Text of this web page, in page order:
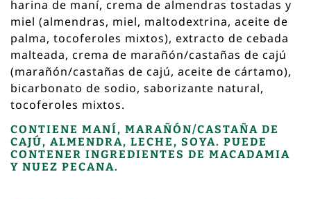
harina de maní, crema de almendras tostadas y
miel (almendras, miel, maltodextrina, aceite de
palma, tocoferoles mixtos), extracto de cebada
malteada, crema de marañón/castañas de cajú
(marañón/castañas de cajú, aceite de cártamo),
bicarbonato de sodio, saborizante natural,
tocoferoles mixtos.
CONTIENE MANÍ, MARAÑÓN/CASTAÑA DE
CAJÚ, ALMENDRA, LECHE, SOYA. PUEDE
CONTENER INGREDIENTES DE MACADAMIA
Y NUEZ PECANA.